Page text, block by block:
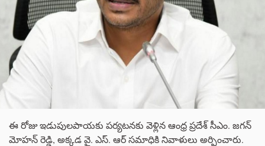
ఈ రోజు ఇడుపులపాయకు పర్యటనకు వెళ్లిన ఆంధ్ర ప్రదేశ్ సీఎం. జగన్
మోహన్ రెడ్డి, అక్కడ వై. ఎస్. ఆర్ సమాధికి నివాళులు అర్పించారు.